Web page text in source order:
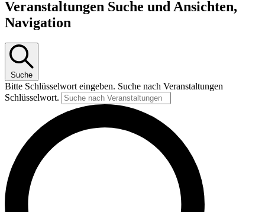
Veranstaltungen Suche und Ansichten,
Navigation
Suche
Bitte Schlüsselwort eingeben. Suche nach Veranstaltungen
Schlüsselwort.